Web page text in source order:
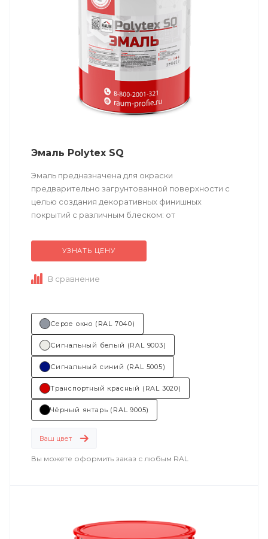
Эмаль Polytex SQ
Эмаль предназначена для окраски
предварительно загрунтованной поверхности с
целью создания декоративных финишных
покрытий с различным блеском: от
Техническое описание...
УЗНАТЬ ЦЕНУ
В сравнение
Серое окно (RAL 7040)
Сигнальный белый (RAL 9003)
Сигнальный синий (RAL 5005)
Транспортный красный (RAL 3020)
Чёрный янтарь (RAL 9005)
Ваш цвет
Вы можете оформить заказ с любым RAL